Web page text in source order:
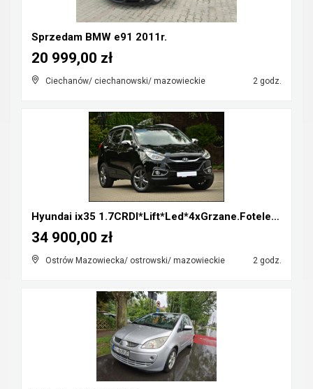
Sprzedam BMW e91 2011r.
Ciechanów/ ciechanowski/ mazowieckie 2 godz.
20 999,00 zł
Hyundai ix35 1.7CRDI*Lift*Led*4xGrzane.Fotele*Półs...
Ostrów Mazowiecka/ ostrowski/ mazowieckie 2 godz.
34 900,00 zł